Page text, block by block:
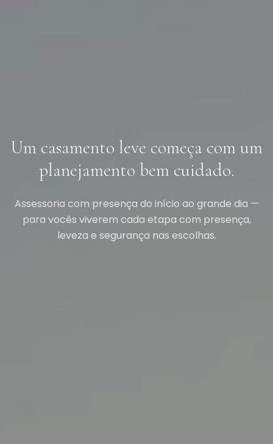
Um casamento leve começa com um
planejamento bem cuidado.
Assessoria com presença do início ao grande dia —
para vocês viverem cada etapa com presença,
leveza e segurança nas escolhas.